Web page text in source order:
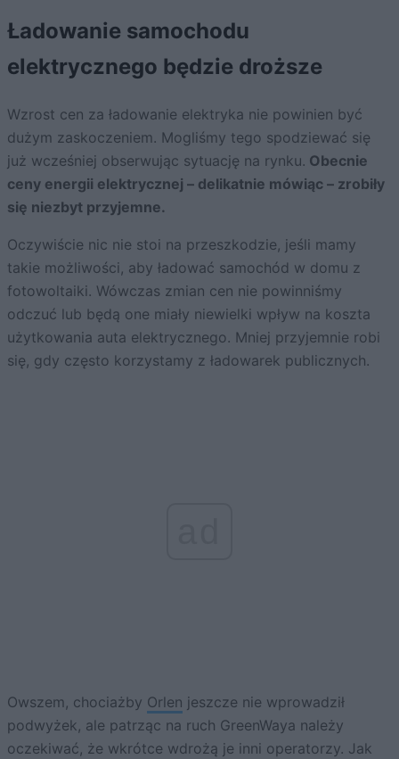
Ładowanie samochodu
elektrycznego będzie droższe
Wzrost cen za ładowanie elektryka nie powinien być
dużym zaskoczeniem. Mogliśmy tego spodziewać się
już wcześniej obserwując sytuację na rynku. Obecnie
ceny energii elektrycznej – delikatnie mówiąc – zrobiły
się niezbyt przyjemne.
Oczywiście nic nie stoi na przeszkodzie, jeśli mamy
takie możliwości, aby ładować samochód w domu z
fotowoltaiki. Wówczas zmian cen nie powinniśmy
odczuć lub będą one miały niewielki wpływ na koszta
użytkowania auta elektrycznego. Mniej przyjemnie robi
się, gdy często korzystamy z ładowarek publicznych.
Owszem, chociażby Orlen jeszcze nie wprowadził
podwyżek, ale patrząc na ruch GreenWaya należy
oczekiwać, że wkrótce wdrożą je inni operatorzy. Jak